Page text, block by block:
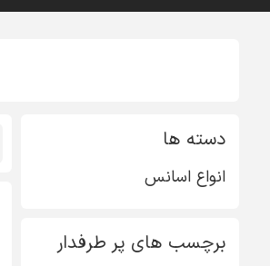
دسته ها
انواع اسانس
برچسب های پر طرفدار